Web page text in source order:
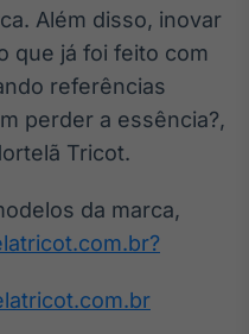
Além disso, inovar
que já foi feito com
referências
perder a essência?,
Tricot.
da marca,